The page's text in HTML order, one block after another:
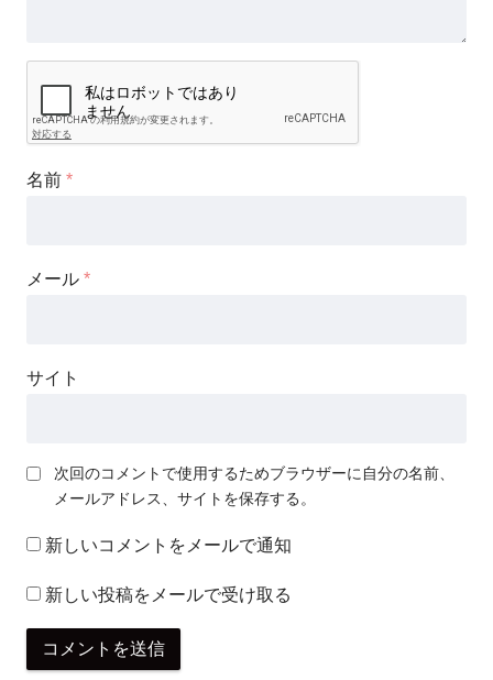
名前 *
メール *
サイト
次回のコメントで使用するためブラウザーに自分の名前、
メールアドレス、サイトを保存する。
新しいコメントをメールで通知
新しい投稿をメールで受け取る